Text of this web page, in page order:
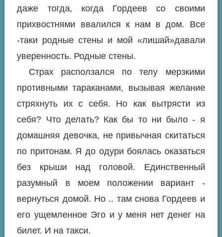
даже тогда, когда Гордеев со своими
прихвостнями ввалился к нам в дом. Все
-таки родные стены и мой «лишай»давали
уверенность. Родные стены.
Страх расползался по телу мерзкими
противными тараканами, вызывая желание
стряхнуть их с себя. Но как вытрясти из
себя? Что делать? Как бы то ни было - я
домашняя девочка, не привычная скитаться
по притонам. Я до одури боялась оказаться
без крыши над головой. Единственный
разумный в моем положении вариант -
вернуться домой. Но .. там снова Гордеев и
его ущемленное Эго и у меня нет денег на
билет. И на такси.